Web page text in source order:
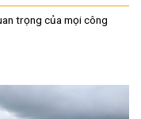
trọng của mọi công